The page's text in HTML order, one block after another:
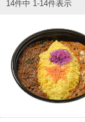
食の安全・安心へ
ギフト
プリペイドカード
マルチコピー機で
コピー
プリント
便利なサービス
宅配便
切手・はがき・印
チケットサービス
セブンチケット
セブン‐イレブンで
ごあいさつ
企業理念
会社概要
サステナビリティ
セブン＆アイ・ホ
サステナビリティ
加盟店オー
14件中 1-14件表示